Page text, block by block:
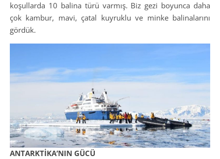
koşullarda 10 balina türü varmış. Biz gezi boyunca daha
çok kambur, mavi, çatal kuyruklu ve minke balinalarını
gördük.
ANTARKTİKA’NIN GÜCÜ